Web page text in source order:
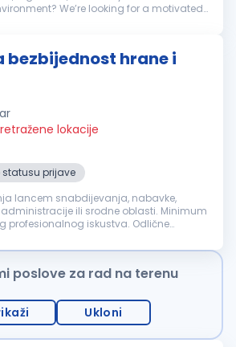
We’re looking for a motivated
bezbijednost hrane i
lokacije
statusu prijave
lancem snabdijevanja, nabavke,
administracije ili srodne oblasti. Minimum
profesionalnog iskustva. Odlične
Internet. Ugovor na 6 mjeseci, sa
o stečenom obrazovanju. Sertifikate
i usavršavanju (ukoliko ih posjedujete).
profesionalne reference od prethodnih
poslove za rad na terenu
Ukloni